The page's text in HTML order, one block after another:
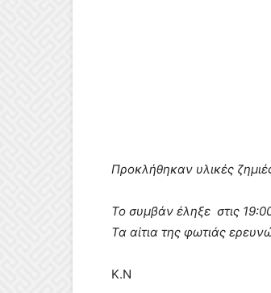
Προκλήθηκαν υλικές
Το συμβάν έληξε στις
Τα αίτια της φωτιάς
Κ.Ν